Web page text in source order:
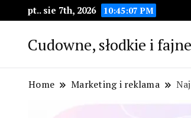
pt.. sie 7th, 2026 10:45:08 PM
Cudowne, słodkie i fajne
Home Marketing i reklama